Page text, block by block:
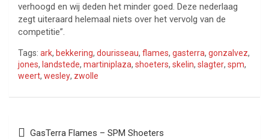
verhoogd en wij deden het minder goed. Deze nederlaag
zegt uiteraard helemaal niets over het vervolg van de
competitie”.
Tags: ark, bekkering, dourisseau, flames, gasterra, gonzalvez,
jones, landstede, martiniplaza, shoeters, skelin, slagter, spm,
weert, wesley, zwolle
GasTerra Flames – SPM Shoeters